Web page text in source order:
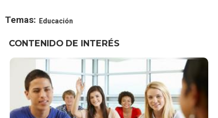
Temas: Educación
CONTENIDO DE INTERÉS